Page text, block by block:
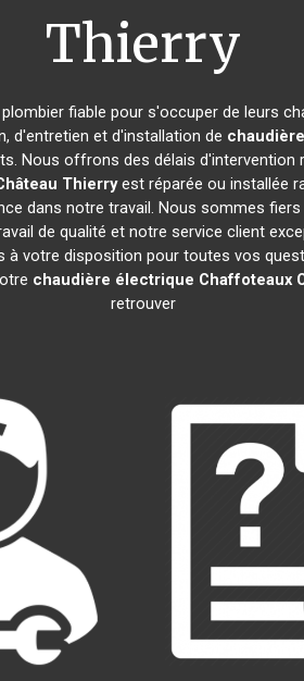
Thierry
fiable pour s'occuper de leurs
d'entretien et d'installation de
Nous offrons des délais d'intervention
Thierryest réparée ou installée
dans notre travail. Nous sommes
de qualité et notre service client
votre disposition pour toutes vos
chaudière électrique Chaffoteaux
retrouver